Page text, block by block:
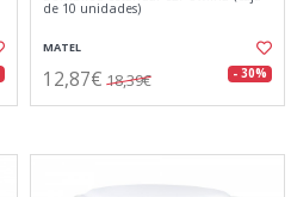
de 10 unidades)
MATEL
12,87€ 18,39€ - 30%